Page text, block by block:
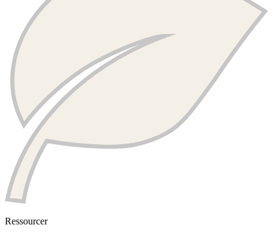
Ressourcer